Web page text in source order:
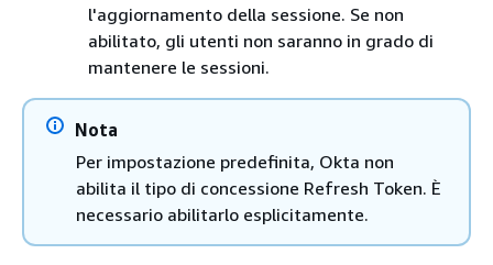
l'aggiornamento della sessione. Se non
abilitato, gli utenti non saranno in grado di
mantenere le sessioni.
Nota
Per impostazione predefinita, Okta non
abilita il tipo di concessione Refresh Token. È
necessario abilitarlo esplicitamente.